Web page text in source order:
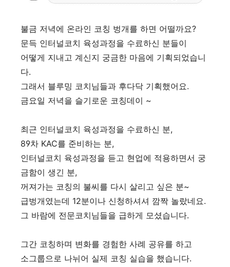
불금 저녁에 온라인 코칭 벙개를 하면 어떨까요?
문득 인터널코치 육성과정을 수료하신 분들이
어떻게 지내고 계신지 궁금한 마음에 기획되었습니
다.
그래서 블루밍 코치님들과 후다닥 기획했어요.
금요일 저녁을 슬기로운 코칭데이 ~
최근 인터널코치 육성과정을 수료하신 분,
89차 KAC를 준비하는 분,
인터널코치 육성과정을 듣고 현업에 적용하면서 궁
금함이 생긴 분,
꺼져가는 코칭의 불씨를 다시 살리고 싶은 분~
급벙개였는데 12분이나 신청하셔셔 깜짝 놀랐네요.
그 바람에 전문코치님들을 급하게 모셨습니다.
그간 코칭하며 변화를 경험한 사례 공유를 하고
소그룹으로 나뉘어 실제 코칭 실습을 했습니다.